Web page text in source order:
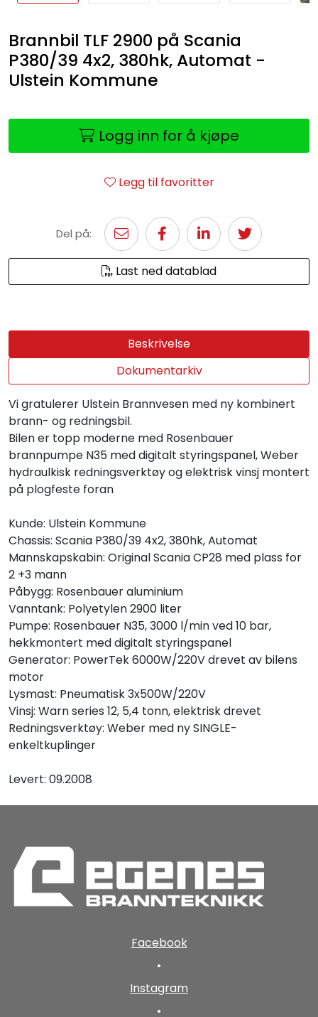
Brannbil TLF 2900 på Scania
P380/39 4x2, 380hk, Automat -
Ulstein Kommune
Logg inn for å kjøpe
Legg til favoritter
Del på:
Last ned datablad
Beskrivelse
Dokumentarkiv
Vi gratulerer Ulstein Brannvesen med ny kombinert
brann- og redningsbil.
Bilen er topp moderne med Rosenbauer
brannpumpe N35 med digitalt styringspanel, Weber
hydraulkisk redningsverktøy og elektrisk vinsj montert
på plogfeste foran
Kunde: Ulstein Kommune
Chassis: Scania P380/39 4x2, 380hk, Automat
Mannskapskabin: Original Scania CP28 med plass for
2 +3 mann
Påbygg: Rosenbauer aluminium
Vanntank: Polyetylen 2900 liter
Pumpe: Rosenbauer N35, 3000 l/min ved 10 bar,
hekkmontert med digitalt styringspanel
Generator: PowerTek 6000W/220V drevet av bilens
motor
Lysmast: Pneumatisk 3x500W/220V
Vinsj: Warn series 12, 5,4 tonn, elektrisk drevet
Redningsverktøy: Weber med ny SINGLE-
enkeltkuplinger
Levert: 09.2008
Facebook
•
Instagram
•